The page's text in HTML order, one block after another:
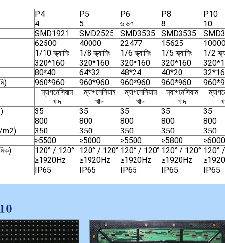
P4 P5 P6 P8
P10
4 5 ৬.৬৭ 8
10
SMD1921 SMD2525 SMD3535 SMD3535
62500 40000 22477 15625
10000
1/10 স্ক্যানিং 1/8 স্ক্যানিং 1/6 স্ক্যানিং 1/5 স্ক্যানিং
1/2
320*160 320*160 320*160 320*160
80*40 64*32 48*24 40*20
32*16
960*960 960*960 960*960 960*960
ম্যাগনেসিয়াম
খাদ
ম্যাগনেসিয়াম
খাদ
ম্যাগনেসিয়াম
খাদ
ম্যাগনেসিয়াম
খাদ
35 35 35 35
35
800 800 800 800
800
m2)
350 350 350 350
350
≥5500 ≥5000 ≥5500 ≥5800
≥6000
120° / 120° 120° / 120° 120° / 120° 120° / 120° 120°
≥1920Hz ≥1920Hz ≥1920Hz ≥1920Hz
IP65 IP65 IP65 IP65 IP65